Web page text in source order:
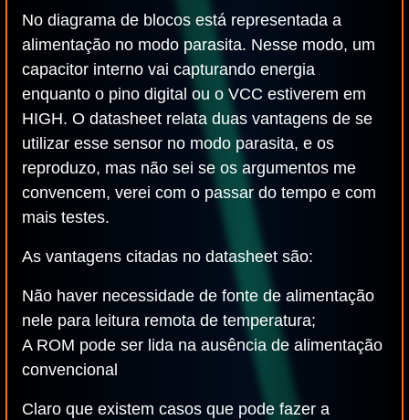
No diagrama de blocos está representada a
alimentação no modo parasita. Nesse modo, um
capacitor interno vai capturando energia
enquanto o pino digital ou o VCC estiverem em
HIGH. O datasheet relata duas vantagens de se
utilizar esse sensor no modo parasita, e os
reproduzo, mas não sei se os argumentos me
convencem, verei com o passar do tempo e com
mais testes.
As vantagens citadas no datasheet são:
Não haver necessidade de fonte de alimentação
nele para leitura remota de temperatura;
A ROM pode ser lida na ausência de alimentação
convencional
Claro que existem casos que pode fazer a